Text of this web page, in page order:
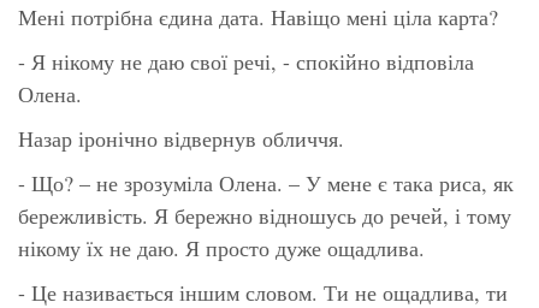
Мені потрібна єдина дата. Навіщо мені ціла карта?
- Я нікому не даю свої речі, - спокійно відповіла
Олена.
Назар іронічно відвернув обличчя.
- Що? – не зрозуміла Олена. – У мене є така риса, як
бережливість. Я бережно відношусь до речей, і тому
нікому їх не даю. Я просто дуже ощадлива.
- Це називається іншим словом. Ти не ощадлива, ти